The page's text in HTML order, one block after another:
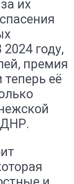
их
году,
премия
её
ДНР.